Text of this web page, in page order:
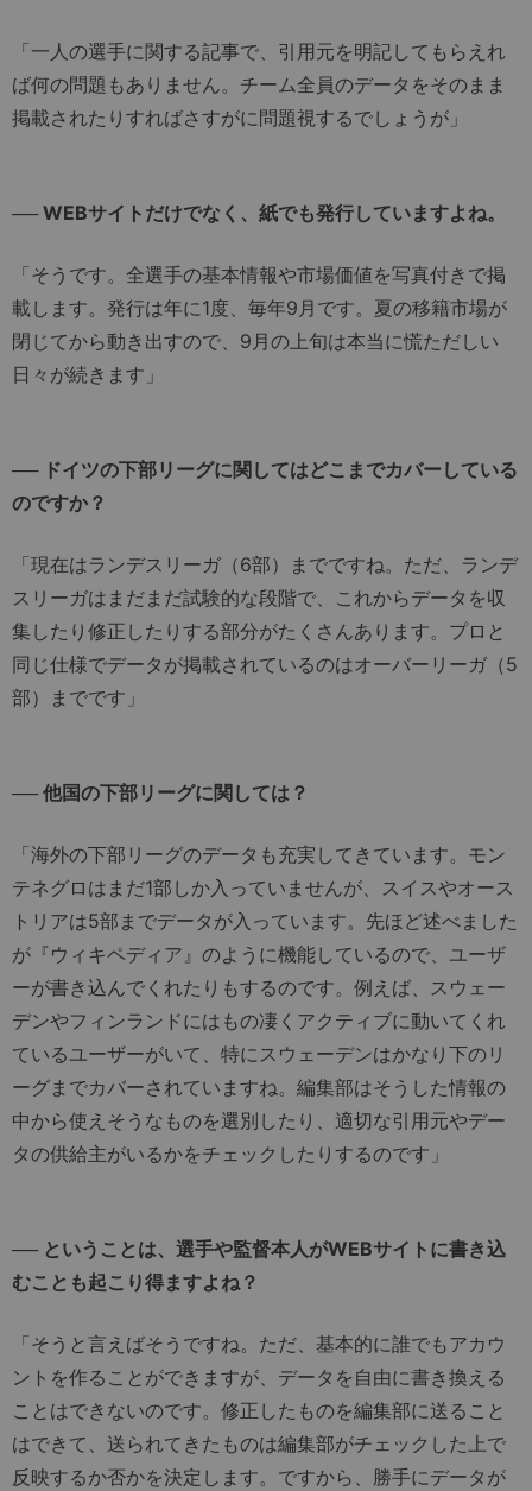
「一人の選手に関する記事で、引用元を明記してもらえれ
ば何の問題もありません。チーム全員のデータをそのまま
掲載されたりすればさすがに問題視するでしょうが」
── WEBサイトだけでなく、紙でも発行していますよね。
「そうです。全選手の基本情報や市場価値を写真付きで掲
載します。発行は年に1度、毎年9月です。夏の移籍市場が
閉じてから動き出すので、9月の上旬は本当に慌ただしい
日々が続きます」
── ドイツの下部リーグに関してはどこまでカバーしている
のですか？
「現在はランデスリーガ（6部）までですね。ただ、ランデ
スリーガはまだまだ試験的な段階で、これからデータを収
集したり修正したりする部分がたくさんあります。プロと
同じ仕様でデータが掲載されているのはオーバーリーガ（5
部）までです」
── 他国の下部リーグに関しては？
「海外の下部リーグのデータも充実してきています。モン
テネグロはまだ1部しか入っていませんが、スイスやオース
トリアは5部までデータが入っています。先ほど述べました
が『ウィキペディア』のように機能しているので、ユーザ
ーが書き込んでくれたりもするのです。例えば、スウェー
デンやフィンランドにはもの凄くアクティブに動いてくれ
ているユーザーがいて、特にスウェーデンはかなり下のリ
ーグまでカバーされていますね。編集部はそうした情報の
中から使えそうなものを選別したり、適切な引用元やデー
タの供給主がいるかをチェックしたりするのです」
── ということは、選手や監督本人がWEBサイトに書き込
むことも起こり得ますよね？
「そうと言えばそうですね。ただ、基本的に誰でもアカウ
ントを作ることができますが、データを自由に書き換える
ことはできないのです。修正したものを編集部に送ること
はできて、送られてきたものは編集部がチェックした上で
反映するか否かを決定します。ですから、勝手にデータが